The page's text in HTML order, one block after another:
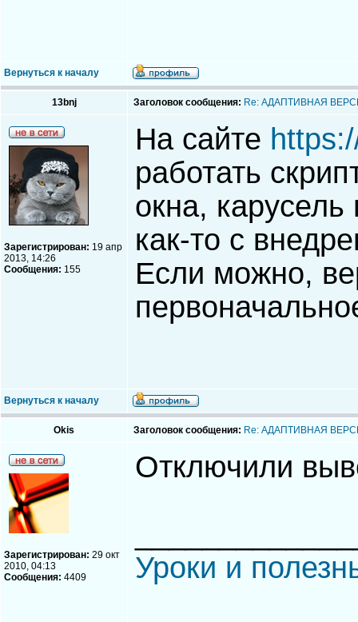
Вернуться к началу
13bnj Заголовок сообщения: Re: АДАПТИВНАЯ
Зарегистрирован: 19 апр
2013, 14:26
Сообщения: 155
На сайте
работать
окна,
как-то с
Если можно,
Вернуться к началу
Okis Заголовок сообщения: Re: АДАПТИВНАЯ
Зарегистрирован: 29 окт
2010, 04:13
Сообщения: 4409
Отключили
Уроки и